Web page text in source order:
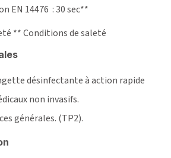
EN 14476 : 30 sec**
** Conditions de saleté
désinfectante à action rapide
non invasifs.
générales. (TP2).